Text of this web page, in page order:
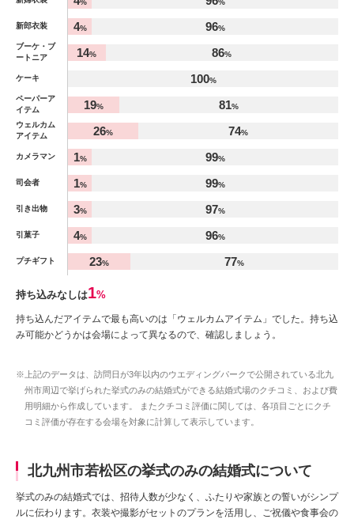
% %
新郎衣装 4% 96%
ブーケ・ブ
ートニア
14% 86%
ケーキ 100%
ペーパーア
イテム
19% 81%
ウェルカム
アイテム
26% 74%
カメラマン 1% 99%
司会者 1% 99%
引き出物 3% 97%
引菓子 4% 96%
プチギフト 23% 77%
持ち込みなしは1%
持ち込んだアイテムで最も高いのは「ウェルカムアイテム」でした。持ち込
み可能かどうかは会場によって異なるので、確認しましょう。
※上記のデータは、訪問日が3年以内のウエディングパークで公開されている北九
州市周辺で挙げられた挙式のみの結婚式ができる結婚式場のクチコミ、および費
用明細から作成しています。 またクチコミ評価に関しては、各項目ごとにクチ
コミ評価が存在する会場を対象に計算して表示しています。
北九州市若松区の挙式のみの結婚式について
挙式のみの結婚式では、招待人数が少なく、ふたりや家族との誓いがシンプ
ルに伝わります。衣装や撮影がセットのプランを活用し、ご祝儀や食事会の